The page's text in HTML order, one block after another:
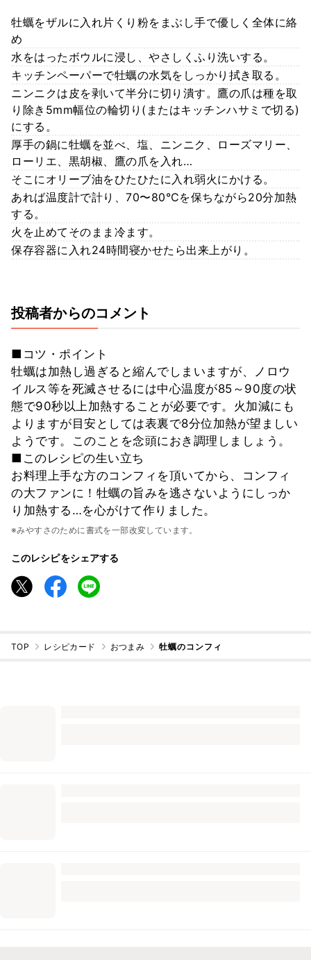
牡蠣をザルに入れ片くり粉をまぶし手で優しく全体に絡
め
水をはったボウルに浸し、やさしくふり洗いする。
キッチンペーパーで牡蠣の水気をしっかり拭き取る。
ニンニクは皮を剥いて半分に切り潰す。鷹の爪は種を取
り除き5mm幅位の輪切り(またはキッチンハサミで切る)
にする。
厚手の鍋に牡蠣を並べ、塩、ニンニク、ローズマリー、
ローリエ、黒胡椒、鷹の爪を入れ…
そこにオリーブ油をひたひたに入れ弱火にかける。
あれば温度計で計り、70〜80℃を保ちながら20分加熱
する。
火を止めてそのまま冷ます。
保存容器に入れ24時間寝かせたら出来上がり。
投稿者からのコメント
■コツ・ポイント
牡蠣は加熱し過ぎると縮んでしまいますが、ノロウ
イルス等を死滅させるには中心温度が85～90度の状
態で90秒以上加熱することが必要です。火加減にも
よりますが目安としては表裏で8分位加熱が望ましい
ようです。このことを念頭におき調理しましょう。
■このレシピの生い立ち
お料理上手な方のコンフィを頂いてから、コンフィ
の大ファンに！牡蠣の旨みを逃さないようにしっか
り加熱する…を心がけて作りました。
※みやすさのために書式を一部改変しています。
このレシピをシェアする
TOP レシピカード おつまみ 牡蠣のコンフィ